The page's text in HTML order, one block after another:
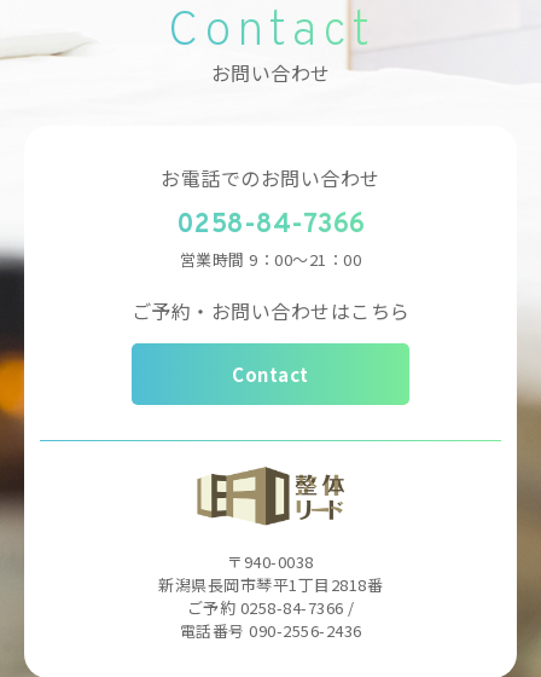
Contact
お問い合わせ
お電話でのお問い合わせ
0258-84-7366
営業時間9：00～21：00
ご予約・お問い合わせはこちら
Contact
〒940-0038
新潟県長岡市琴平1丁目2818番
ご予約 0258-84-7366 /
電話番号 090-2556-2436